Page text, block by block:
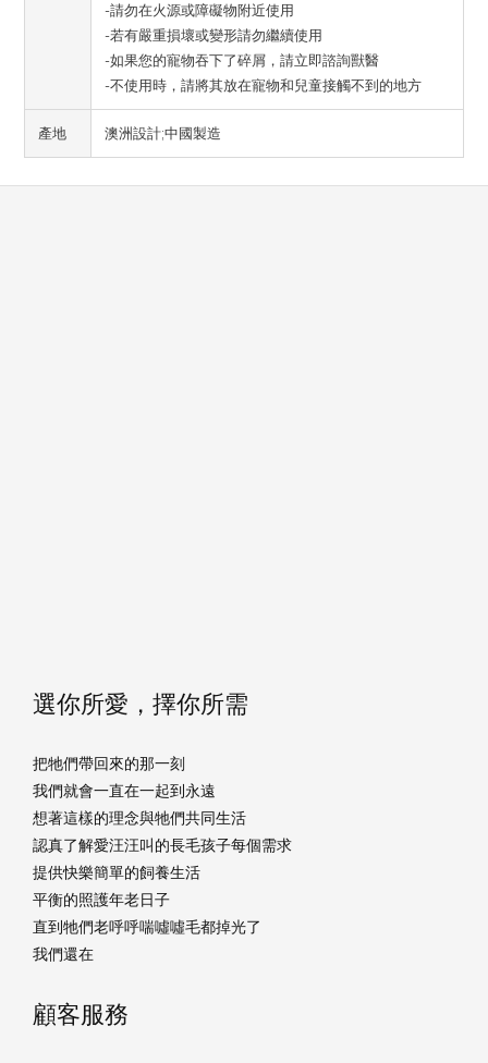
-請勿在火源或障礙物附近使用
-若有嚴重損壞或變形請勿繼續使用
-如果您的寵物吞下了碎屑，請立即諮詢獸醫
-不使用時，請將其放在寵物和兒童接觸不到的地方
產地 澳洲設計;中國製造
選你所愛，擇你所需
把牠們帶回來的那一刻
我們就會一直在一起到永遠
想著這樣的理念與牠們共同生活
認真了解愛汪汪叫的長毛孩子每個需求
提供快樂簡單的飼養生活
平衡的照護年老日子
直到牠們老呼呼喘噓噓毛都掉光了
我們還在
顧客服務